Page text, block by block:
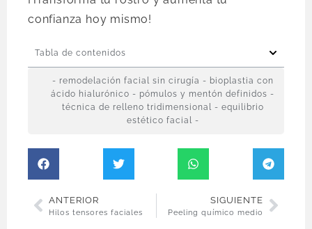
confianza hoy mismo!
Tabla de contenidos
- remodelación facial sin cirugía - bioplastia con
ácido hialurónico - pómulos y mentón definidos -
técnica de relleno tridimensional - equilibrio
estético facial -
ANTERIOR
Hilos tensores faciales
SIGUIENTE
Peeling químico medio